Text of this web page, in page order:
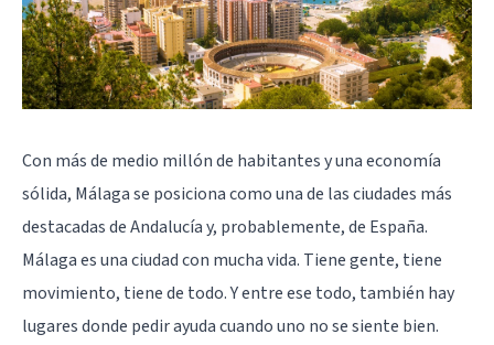
Con más de medio millón de habitantes y una economía
sólida, Málaga se posiciona como una de las ciudades más
destacadas de Andalucía y, probablemente, de España.
Málaga es una ciudad con mucha vida. Tiene gente, tiene
movimiento, tiene de todo. Y entre ese todo, también hay
lugares donde pedir ayuda cuando uno no se siente bien.